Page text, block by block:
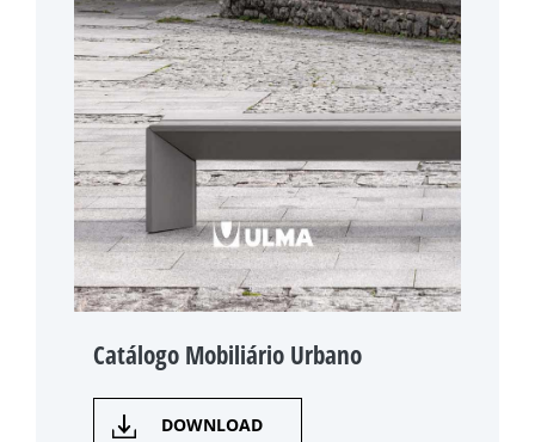
Catálogo Mobiliário Urbano
DOWNLOAD